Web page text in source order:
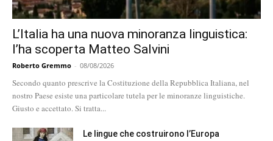
L’Italia ha una nuova minoranza linguistica:
l’ha scoperta Matteo Salvini
Roberto Gremmo - 08/08/2026
Secondo quanto prescrive la Costituzione della Repubblica Italiana, nel
nostro Paese esiste una particolare tutela per le minoranze linguistiche.
Giusto e accettato. Si tratta...
Le lingue che costruirono l’Europa